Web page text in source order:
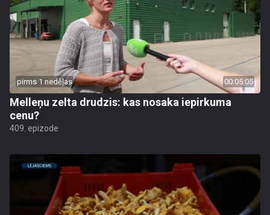
pirms 1 nedēļas 00:05:05
Melleņu zelta drudzis: kas nosaka iepirkuma
cenu?
409. epizode